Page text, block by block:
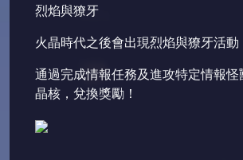
烈焰與獠牙
火晶時代之後會出現烈焰與獠牙活動
通過完成情報任務及進攻特定情報
晶核，兌換獎勵！